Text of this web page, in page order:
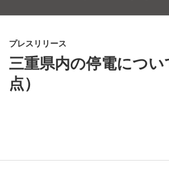
プレスリリース
三重県内の停電につい
点）